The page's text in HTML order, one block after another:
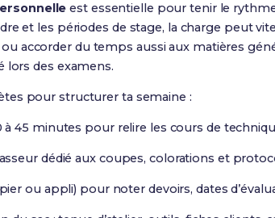
est essentielle pour tenir le
et les périodes de stage, la charge peut
accorder du temps aussi aux matières
lors des examens.
pour structurer ta semaine :
à 45 minutes pour relire les cours de
dédié aux coupes, colorations et
ou appli) pour noter devoirs, dates